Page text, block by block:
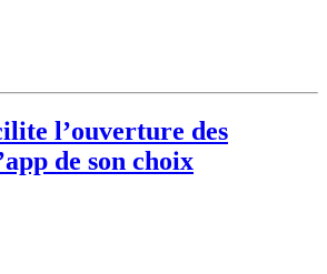
l’ouverture des
de son choix